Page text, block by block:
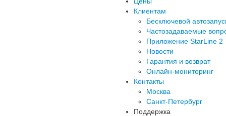
Клиентам
Бесключевой
Частозадаваемые
Приложение StarLine 2
Новости
Гарантия и возврат
Онлайн-мониторинг
Контакты
Москва
Санкт-Петербург
Поддержка